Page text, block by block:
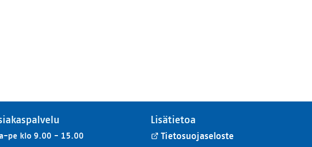
pe klo 9.00 - 15.00
Lisätietoa
Tietosuojaseloste